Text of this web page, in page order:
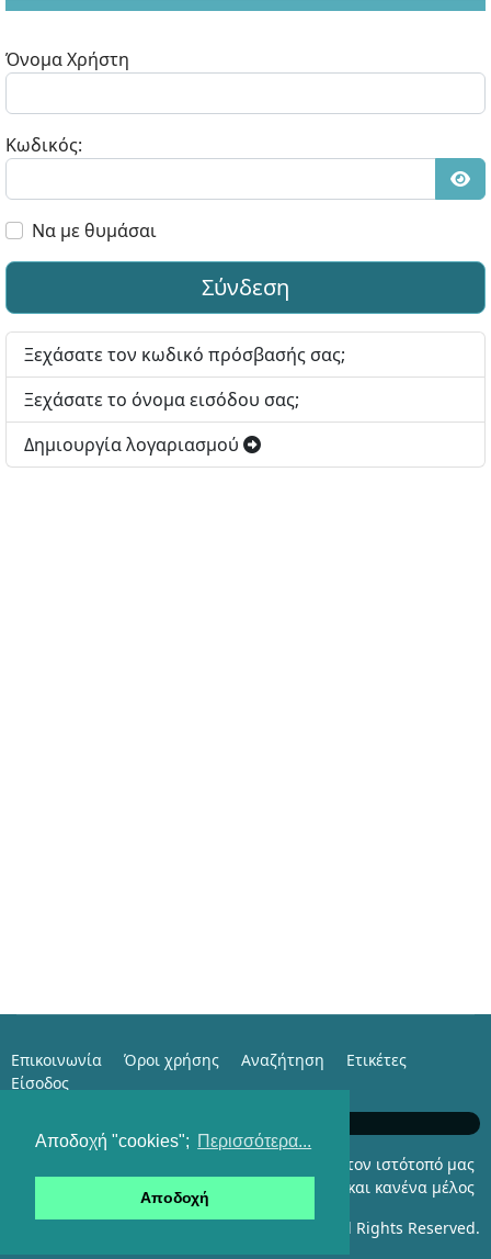
Αποδοχή "cookies"; Περισσότερα...
Αποδοχή
Όνομα Χρήστη
Κωδικός:
Να με θυμάσαι
Σύνδεση
Ξεχάσατε τον κωδικό πρόσβασής σας;
Ξεχάσατε το όνομα εισόδου σας;
Δημιουργία λογαριασμού
Επικοινωνία Όροι χρήσης Αναζήτηση
Ετικέτες
Είσοδος
Αυτήν τη στιγμή επισκέπτονται τον ιστότοπό μας
324 επισκέπτες και κανένα μέλος
copyright © 2007-2026 Klimaka Team. All Rights Reserved.